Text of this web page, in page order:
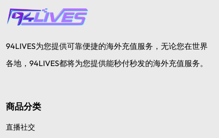
94LIVES为您提供可靠便捷的海外充值服务，无论您在世界
各地，94LIVES都将为您提供能秒付秒发的海外充值服务。
商品分类
直播社交